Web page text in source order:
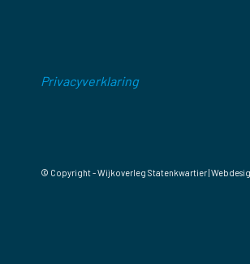
Privacyverklaring
© Copyright - Wijkoverleg Statenkwartier |